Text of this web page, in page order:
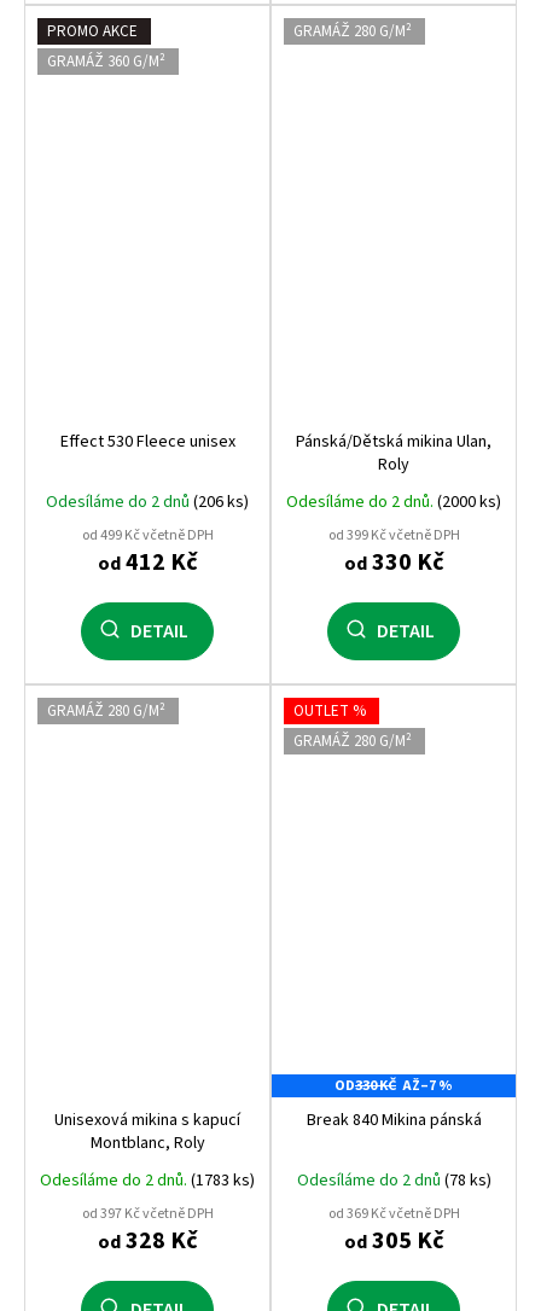
PROMO AKCE
GRAMÁŽ 360 G/M²
Effect 530 Fleece unisex
Odesíláme do 2 dnů (206 ks)
od 499 Kč včetně DPH
od412 Kč
DETAIL
GRAMÁŽ 280 G/M²
Pánská/Dětská mikina Ulan,
Roly
Odesíláme do 2 dnů. (2000 ks)
od 399 Kč včetně DPH
od330 Kč
DETAIL
GRAMÁŽ 280 G/M²
Unisexová mikina s kapucí
Montblanc, Roly
Odesíláme do 2 dnů. (1783 ks)
od 397 Kč včetně DPH
od328 Kč
OUTLET %
GRAMÁŽ 280 G/M²
OD330 KČ AŽ–7 %
Break 840 Mikina pánská
Odesíláme do 2 dnů (78 ks)
od 369 Kč včetně DPH
od305 Kč